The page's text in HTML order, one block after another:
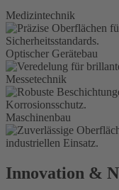
Medizintechnik
Optischer Gerätebau
Messetechnik
Maschinenbau
Innovation &